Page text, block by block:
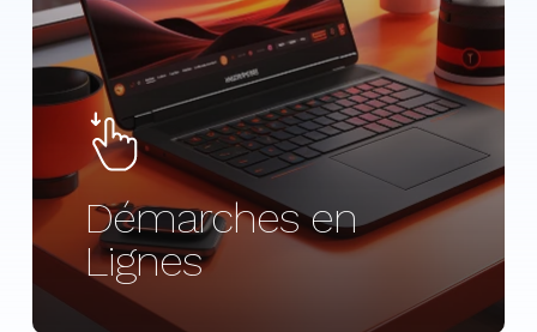
Démarches en
Lignes